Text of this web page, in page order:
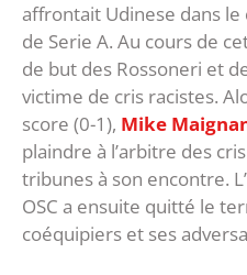
affrontait Udinese dans
de Serie A. Au cours de
de but des Rossoneri et
victime de cris racistes.
score (0-1), Mike
plaindre à l’arbitre des
tribunes à son encontre.
OSC a ensuite quitté le
coéquipiers et ses